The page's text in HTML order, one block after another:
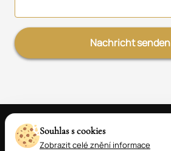
Nachricht senden
Souhlas s cookies
Zobrazit celé znění informace